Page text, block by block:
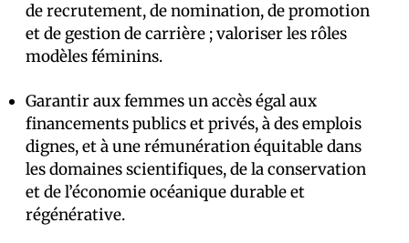
de recrutement, de nomination, de promotion
et de gestion de carrière ; valoriser les rôles
modèles féminins.
Garantir aux femmes un accès égal aux
financements publics et privés, à des emplois
dignes, et à une rémunération équitable dans
les domaines scientifiques, de la conservation
et de l’économie océanique durable et
régénérative.